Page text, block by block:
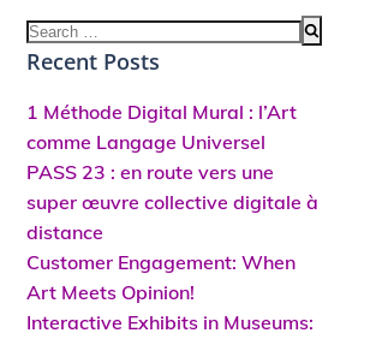
Search
for:
Recent Posts
1 Méthode Digital Mural : l’Art
comme Langage Universel
PASS 23 : en route vers une
super œuvre collective digitale à
distance
Customer Engagement: When
Art Meets Opinion!
Interactive Exhibits in Museums: